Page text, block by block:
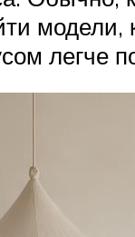
модели,
легче